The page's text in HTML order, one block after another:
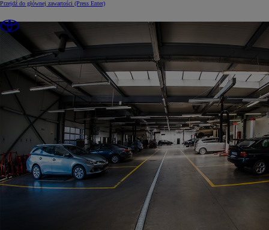
Przejdź do głównej zawartości (Press Enter)